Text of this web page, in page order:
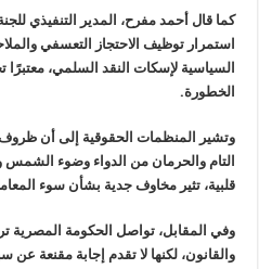
كما قال أحمد مفرح، المدير التنفيذي
استمرار توظيف الاحتجاز التعسفي
السياسية لإسكات النقد السلمي،
الخطورة.
وتشير المنظمات الحقوقية إلى أن ظروف
التام والحرمان من الدواء وضوء الشمس
قلبية، تثير مخاوف جدية بشأن سوء
وفي المقابل، تواصل الحكومة المصرية
والقانون، لكنها لا تقدم إجابة مقنعة